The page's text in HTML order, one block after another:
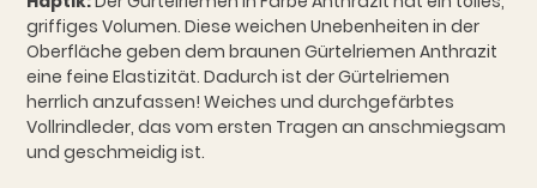
griffiges Volumen. Diese weichen Unebenheiten in der
Oberfläche geben dem braunen Gürtelriemen Anthrazit
eine feine Elastizität. Dadurch ist der Gürtelriemen
herrlich anzufassen! Weiches und durchgefärbtes
Vollrindleder, das vom ersten Tragen an anschmiegsam
und geschmeidig ist.